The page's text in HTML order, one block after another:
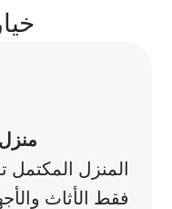
المنزل المكتمل
فقط الأثاث